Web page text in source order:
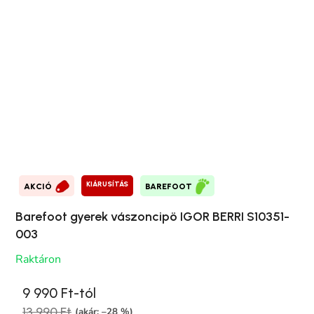
AKCIÓ KIÁRUSÍTÁS BAREFOOT
Barefoot gyerek vászoncipö IGOR BERRI S10351-
003
Raktáron
9 990 Ft-tól